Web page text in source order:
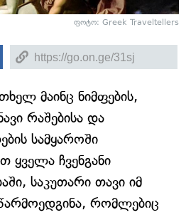
ფოტო: Greek Traveltellers
მაინც ნიმფების,
რაშებისა და
სამყაროში
ყველა ჩვენგანი
საკუთარი თავი იმ
რომლებიც